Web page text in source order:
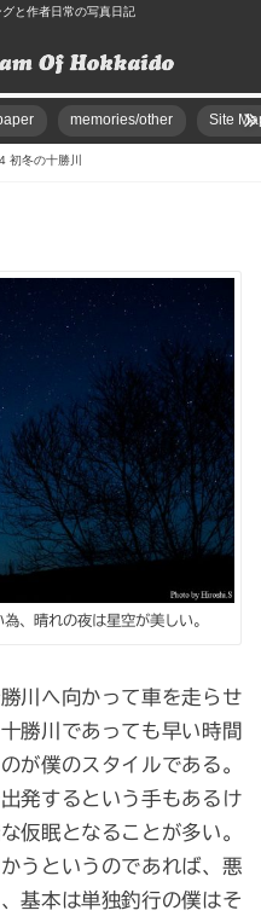
と作者日常の写真日記
memories/other Site
初冬の十勝川
、晴れの夜は星空が美しい。
川へ向かって車を走らせ
勝川であっても早い時間
が僕のスタイルである。
発するという手もあるけ
仮眠となることが多い。
うというのであれば、悪
基本は単独釣行の僕はそ